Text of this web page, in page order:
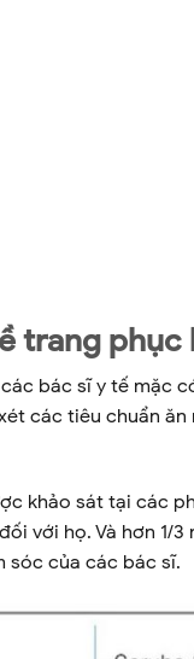
trang phục
bác sĩ y tế mặc
các tiêu chuẩn
khảo sát tại các
với họ. Và hơn 1/
sóc của các bác sĩ.